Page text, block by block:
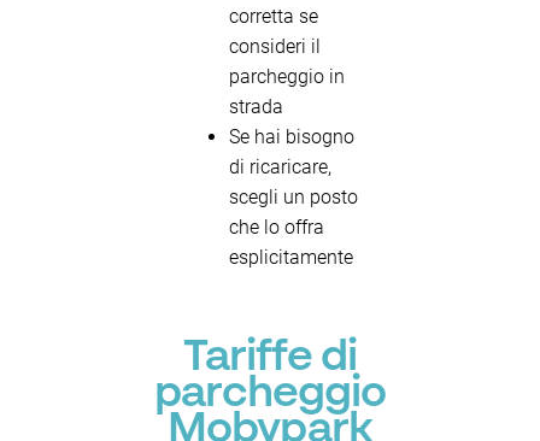
corretta se
consideri il
parcheggio in
strada
Se hai bisogno
di ricaricare,
scegli un posto
che lo offra
esplicitamente
Tariffe di
parcheggio
Mobypark